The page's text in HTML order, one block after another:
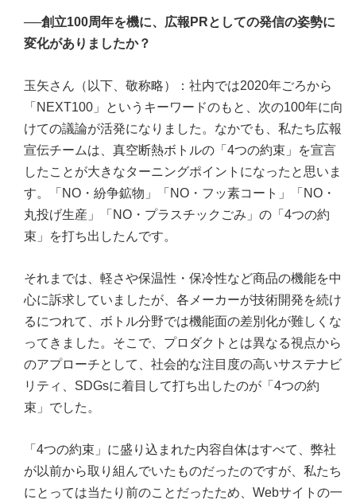
──創立100周年を機に、広報PRとしての発信の姿勢に
変化がありましたか？
玉矢さん（以下、敬称略）：社内では2020年ごろから
「NEXT100」というキーワードのもと、次の100年に向
けての議論が活発になりました。なかでも、私たち広報
宣伝チームは、真空断熱ボトルの「4つの約束」を宣言
したことが大きなターニングポイントになったと思いま
す。「NO・紛争鉱物」「NO・フッ素コート」「NO・
丸投げ生産」「NO・プラスチックごみ」の「4つの約
束」を打ち出したんです。
それまでは、軽さや保温性・保冷性など商品の機能を中
心に訴求していましたが、各メーカーが技術開発を続け
るにつれて、ボトル分野では機能面の差別化が難しくな
ってきました。そこで、プロダクトとは異なる視点から
のアプローチとして、社会的な注目度の高いサステナビ
リティ、SDGsに着目して打ち出したのが「4つの約
束」でした。
「4つの約束」に盛り込まれた内容自体はすべて、弊社
が以前から取り組んでいたものだったのですが、私たち
にとっては当たり前のことだったため、Webサイトの一